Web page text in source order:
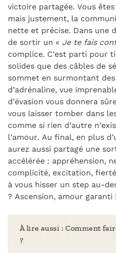
victoire partagée. Vous êtes
mais justement, la
nette et précise. Dans une
de sortir un « Je te fais
complice. C’est parti pour
solides que des câbles de
sommet en surmontant
d’adrénaline, vue
d’évasion vous donnera
vous laisser tomber dans
comme si rien d’autre
l’amour. Au final, en plus
aurez aussi partagé une
accélérée : appréhension,
complicité, excitation,
à vous hisser un step au-
? Ascension, amour garanti !
À lire aussi : Comment
?